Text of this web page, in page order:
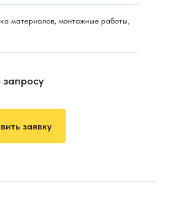
материалов, монтажные работы,
заявку